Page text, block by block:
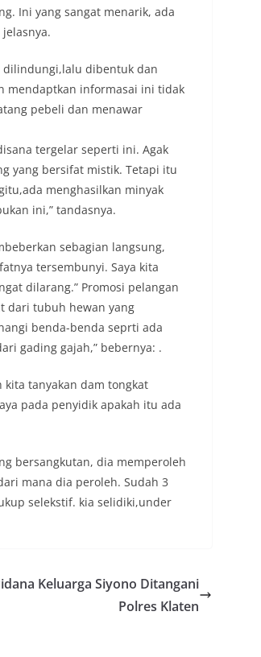
Ini yang sangat menarik, ada
dilindungi,lalu dibentuk dan
mendaptkan informasai ini tidak
pebeli dan menawar
tergelar seperti ini. Agak
yang bersifat mistik. Tetapi itu
menghasilkan minyak
ini,” tandasnya.
sebagian langsung,
tersembunyi. Saya kita
dilarang.” Promosi pelangan
dari tubuh hewan yang
benda-benda seprti ada
gading gajah,” bebernya: .
kita tanyakan dam tongkat
pada penyidik apakah itu ada
bersangkutan, dia memperoleh
mana dia peroleh. Sudah 3
selekstif. kia selidiki,under
Keluarga Siyono Ditangani
Polres Klaten